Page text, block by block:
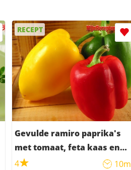
RECEPT
Gevulde ramiro paprika's
met tomaat, feta kaas en
pesto
4 10m